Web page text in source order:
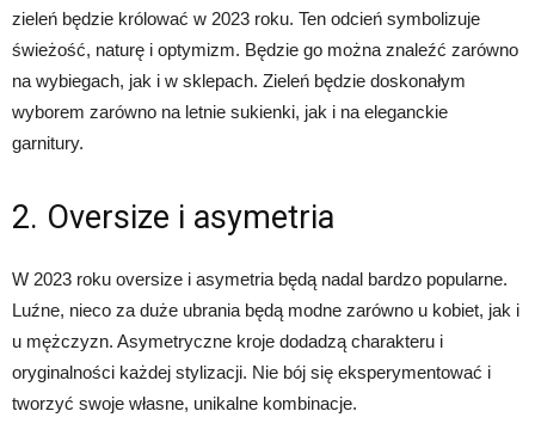
zieleń będzie królować w 2023 roku. Ten odcień symbolizuje
świeżość, naturę i optymizm. Będzie go można znaleźć zarówno
na wybiegach, jak i w sklepach. Zieleń będzie doskonałym
wyborem zarówno na letnie sukienki, jak i na eleganckie
garnitury.
2. Oversize i asymetria
W 2023 roku oversize i asymetria będą nadal bardzo popularne.
Luźne, nieco za duże ubrania będą modne zarówno u kobiet, jak i
u mężczyzn. Asymetryczne kroje dodadzą charakteru i
oryginalności każdej stylizacji. Nie bój się eksperymentować i
tworzyć swoje własne, unikalne kombinacje.